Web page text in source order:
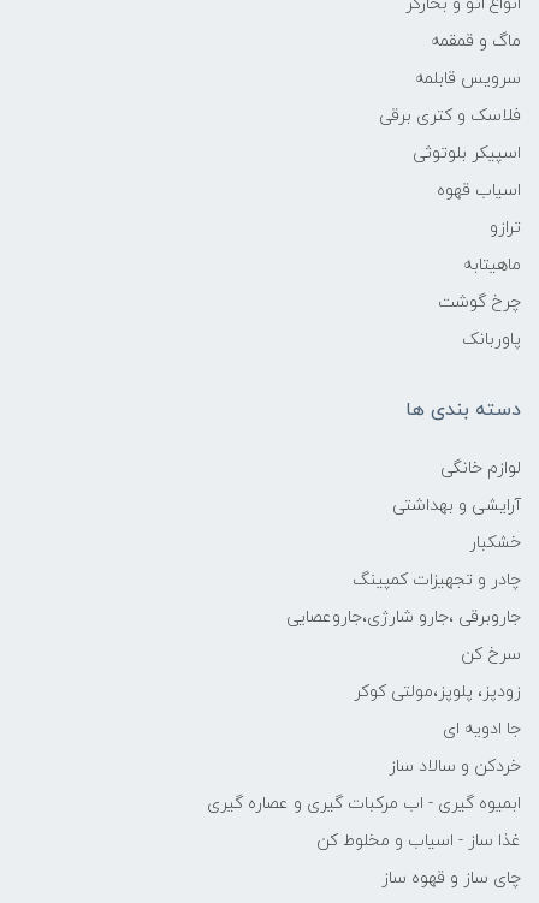
ماگ و قمقمه
سرویس قابلمه
فلاسک و کتری برقی
اسپیکر بلوتوثی
اسیاب قهوه
ترازو
ماهیتابه
چرخ گوشت
پاوربانک
دسته بندی ها
لوازم خانگی
آرایشی و بهداشتی
خشکبار
چادر و تجهیزات کمپینگ
جاروبرقی ،جارو شارژی،جاروعصایی
سرخ کن
زودپز، پلوپز،مولتی کوکر
جا ادویه ای
خردکن و سالاد ساز
ابمیوه گیری - اب مرکبات گیری و عصاره گیری
غذا ساز - اسیاب و مخلوط کن
چای ساز و قهوه ساز